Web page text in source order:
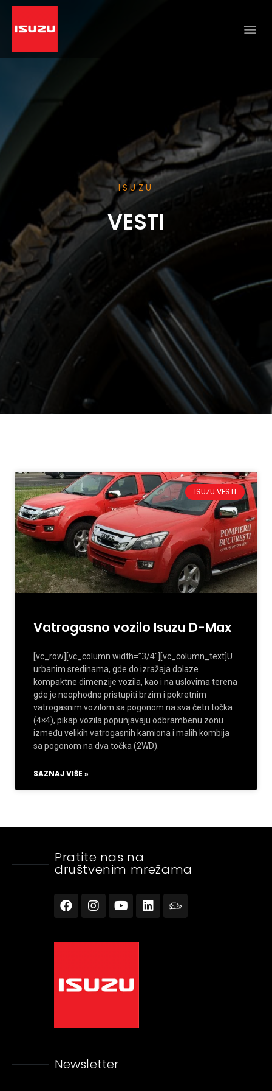
ISUZU
VESTI
ISUZU VESTI
Vatrogasno vozilo Isuzu D-Max
[vc_row][vc_column width=”3/4″][vc_column_text]U
urbanim sredinama, gde do izražaja dolaze
kompaktne dimenzije vozila, kao i na uslovima terena
gde je neophodno pristupiti brzim i pokretnim
vatrogasnim vozilom sa pogonom na sva četri točka
(4×4), pikap vozila popunjavaju odbrambenu zonu
između velikih vatrogasnih kamiona i malih kombija
sa pogonom na dva točka (2WD).
SAZNAJ VIŠE »
Pratite nas na
društvenim mrežama
Newsletter